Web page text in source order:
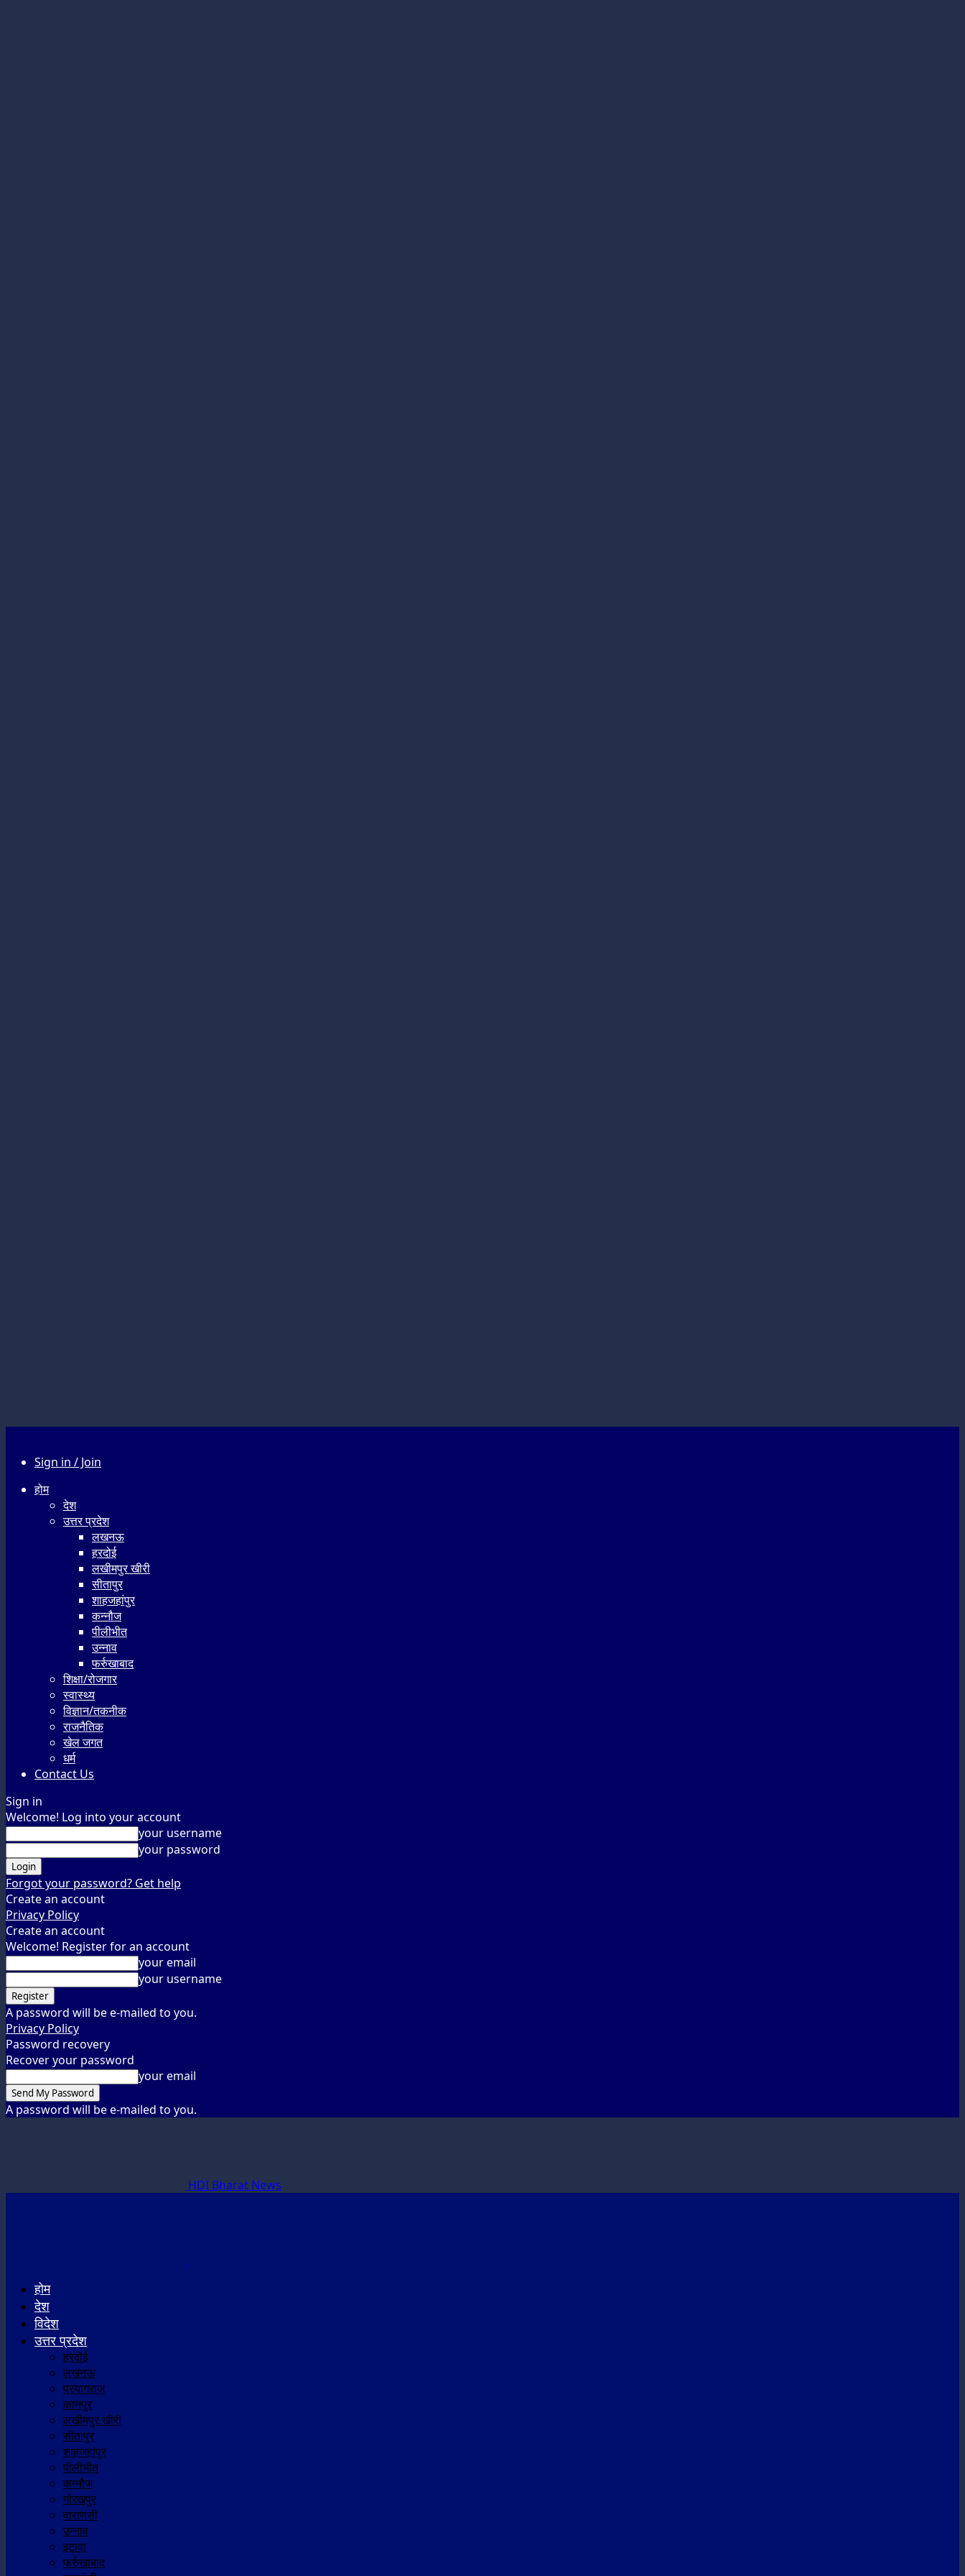
Sign in / Join
होम
देश
उत्तर प्रदेश
लखनऊ
हरदोई
लखीमपुर खीरी
सीतापुर
शाहजहांपुर
कन्नौज
पीलीभीत
उन्नाव
फर्रुखाबाद
शिक्षा/रोजगार
स्वास्थ्य
विज्ञान/तकनीक
राजनैतिक
खेल जगत
धर्म
Contact Us
Sign in
Welcome! Log into your account
your username
your password
Forgot your password? Get help
Create an account
Privacy Policy
Create an account
Welcome! Register for an account
your email
your username
A password will be e-mailed to you.
Privacy Policy
Password recovery
Recover your password
your email
A password will be e-mailed to you.
HDI Bharat News
होम
देश
विदेश
उत्तर प्रदेश
हरदोई
लखनऊ
प्रयागराज
कानपुर
लखीमपुर खीरी
सीतापुर
शाहजहांपुर
पीलीभीत
कन्नौज
गोरखपुर
वाराणसी
उन्नाव
इटावा
फर्रुखाबाद